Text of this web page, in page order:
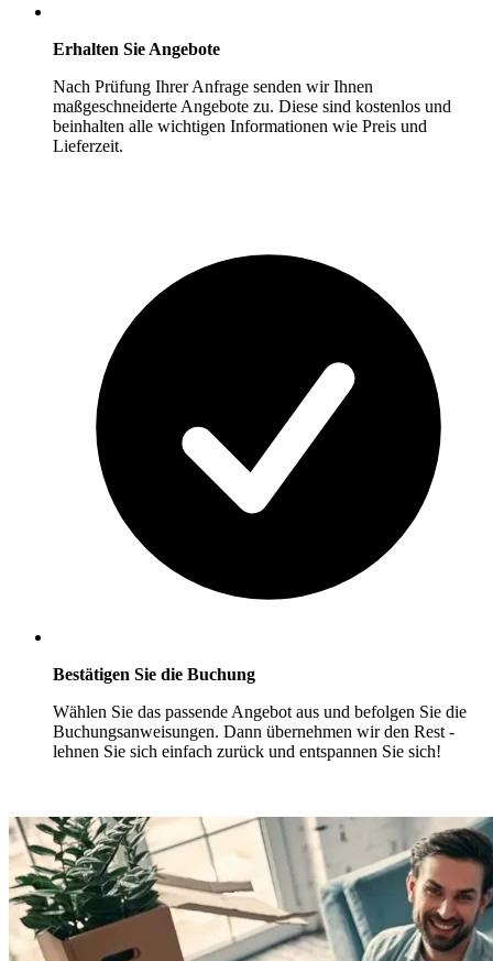
Erhalten Sie Angebote
Nach Prüfung Ihrer Anfrage senden wir Ihnen
maßgeschneiderte Angebote zu. Diese sind kostenlos und
beinhalten alle wichtigen Informationen wie Preis und
Lieferzeit.
Bestätigen Sie die Buchung
Wählen Sie das passende Angebot aus und befolgen Sie die
Buchungsanweisungen. Dann übernehmen wir den Rest -
lehnen Sie sich einfach zurück und entspannen Sie sich!